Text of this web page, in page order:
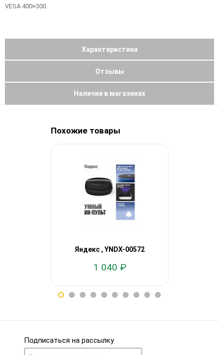
VESA 400×300.
Характеристики
Отзывы
Наличие в магазинах
Похожие товары
Яндекс , YNDX-00572
1 040 ₽
Подписаться на рассылку